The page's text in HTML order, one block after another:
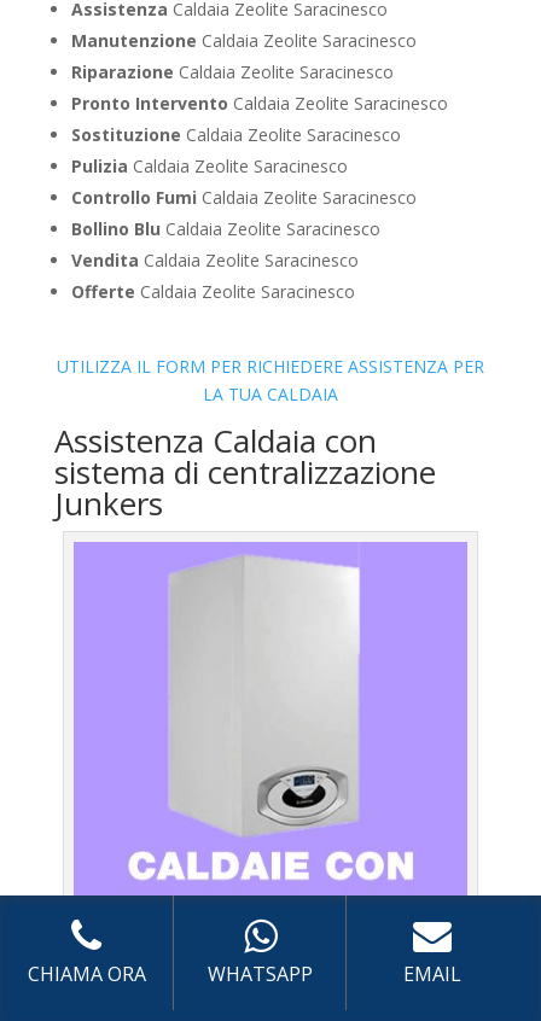
Assistenza Caldaia Zeolite Saracinesco
Manutenzione Caldaia Zeolite Saracinesco
Riparazione Caldaia Zeolite Saracinesco
Pronto Intervento Caldaia Zeolite Saracinesco
Sostituzione Caldaia Zeolite Saracinesco
Pulizia Caldaia Zeolite Saracinesco
Controllo Fumi Caldaia Zeolite Saracinesco
Bollino Blu Caldaia Zeolite Saracinesco
Vendita Caldaia Zeolite Saracinesco
Offerte Caldaia Zeolite Saracinesco
UTILIZZA IL FORM PER RICHIEDERE ASSISTENZA PER
LA TUA CALDAIA
Assistenza Caldaia con
sistema di centralizzazione
Junkers
Caldaie Junkers Saracinesco – Assistenza Caldaia con
sistema di centralizzazione a Roma
CHIAMA ORA WHATSAPP EMAIL